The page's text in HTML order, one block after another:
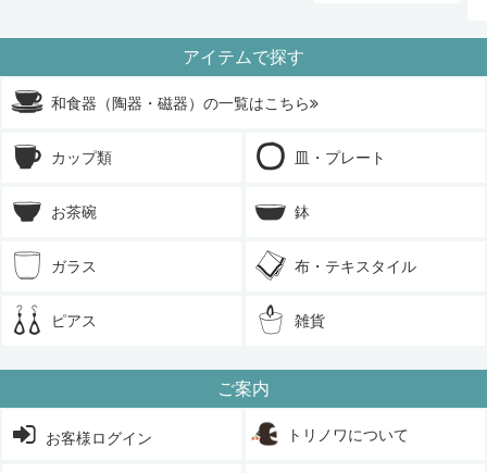
アイテムで探す
和食器（陶器・磁器）の一覧はこちら
カップ類 皿・プレート
お茶碗 鉢
ガラス 布・テキスタイル
ピアス 雑貨
ご案内
お客様ログイン トリノワについて